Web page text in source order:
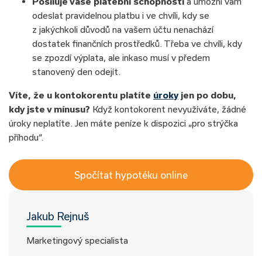
odeslat pravidelnou platbu i ve chvíli, kdy se
z jakýchkoli důvodů na vašem účtu nenachází
dostatek finančních prostředků. Třeba ve chvíli, kdy
se zpozdí výplata, ale inkaso musí v předem
stanovený den odejít.
Víte, že u kontokorentu platíte úrokyjen po dobu,
kdy jste v mínusu? Když kontokorent nevyužíváte, žádné
úroky neplatíte. Jen máte peníze k dispozici „pro strýčka
příhodu“.
Spočítat hypotéku online
Jakub Rejnuš
Marketingový specialista